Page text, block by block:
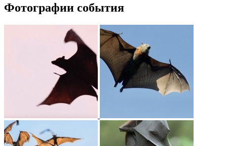
Фотографии события